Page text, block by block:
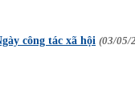
công tác xã hội (03/05/